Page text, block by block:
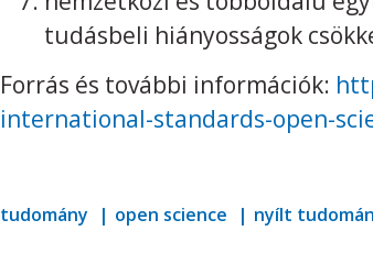
tudásbeli hiányosságok
Forrás és további információk:
international-standards-open-
tudomány open science nyílt